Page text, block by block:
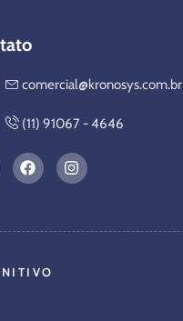
comercial@kronosys.com.br
(11) 91067 - 4646